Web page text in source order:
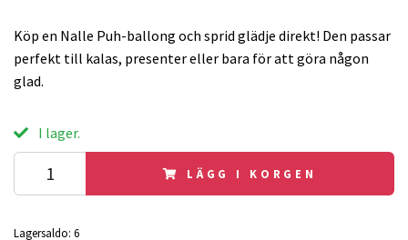
Köp en Nalle Puh-ballong och sprid glädje direkt! Den passar
perfekt till kalas, presenter eller bara för att göra någon
glad.
I lager.
LÄGG I KORGEN
Lagersaldo: 6